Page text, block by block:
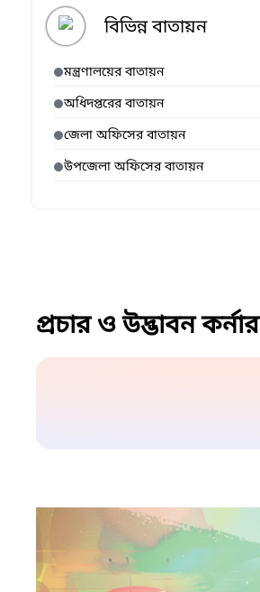
বিভিন্ন বাতায়ন
মন্ত্রণালয়ের বাতায়ন
অধিদপ্তরের বাতায়ন
জেলা অফিসের বাতায়ন
উপজেলা অফিসের বাতায়ন
প্রচার ও উদ্ভাবন কর্নার